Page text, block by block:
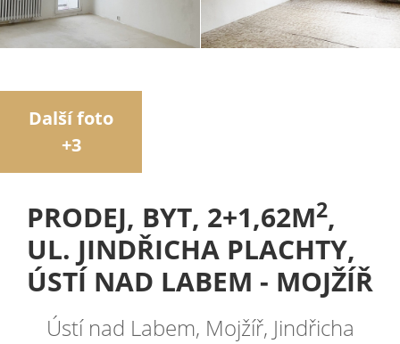
Další foto
+3
PRODEJ, BYT, 2+1,62M2,
UL. JINDŘICHA PLACHTY,
ÚSTÍ NAD LABEM - MOJŽÍŘ
Ústí nad Labem, Mojžíř, Jindřicha